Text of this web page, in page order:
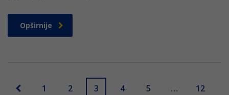
Opširnije
1 2 3 4 5 … 12